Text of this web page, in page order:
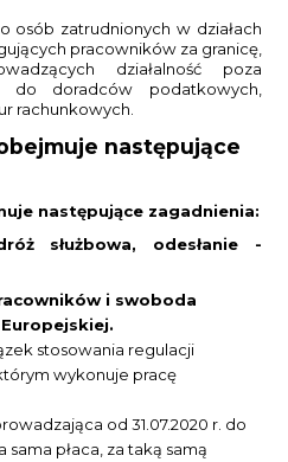
osób zatrudnionych w działach
pracowników za granicę,
działalność poza
do doradców podatkowych,
rachunkowych.
następujące
następujące zagadnienia:
służbowa, odesłanie -
i swoboda
stosowania regulacji
wykonuje pracę
od 31.07.2020 r. do
sama płaca, za taką samą